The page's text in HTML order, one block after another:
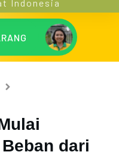
Indonesia
dari